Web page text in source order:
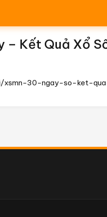
– Kết Quả Xổ
xsmn-30-ngay-so-ket-